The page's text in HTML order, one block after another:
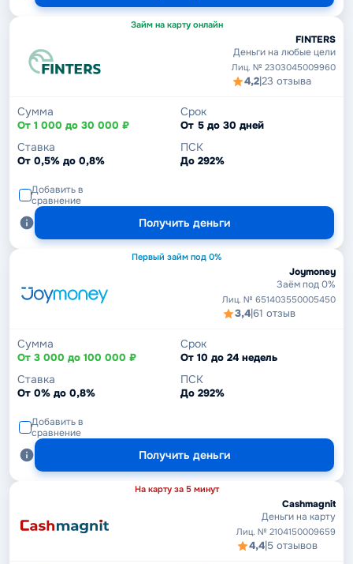
Займ на карту онлайн
FINTERS
Деньги на любые цели
Лиц. № 2303045009960
4,2|23 отзыва
Сумма
От 1 000 до 30 000 ₽
Срок
От 5 до 30 дней
Ставка
От 0,5% до 0,8%
ПСК
До 292%
Добавить в
сравнение
Получить деньги
Первый займ под 0%
Joymoney
Заём под 0%
Лиц. № 651403550005450
3,4|61 отзыв
Сумма
От 3 000 до 100 000 ₽
Срок
От 10 до 24 недель
Ставка
От 0% до 0,8%
ПСК
До 292%
Добавить в
сравнение
Получить деньги
На карту за 5 минут
Cashmagnit
Деньги на карту
Лиц. № 2104150009659
4,4|5 отзывов